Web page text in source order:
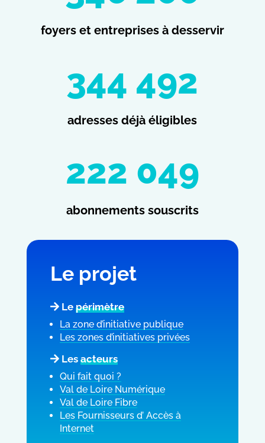
foyers et entreprises à desservir
344 492
adresses déjà éligibles
222 049
abonnements souscrits
Le projet
Le périmètre
La zone d’initiative publique
Les zones d’initiatives privées
Les acteurs
Qui fait quoi ?
Val de Loire Numérique
Val de Loire Fibre
Les Fournisseurs d’ Accès à
Internet